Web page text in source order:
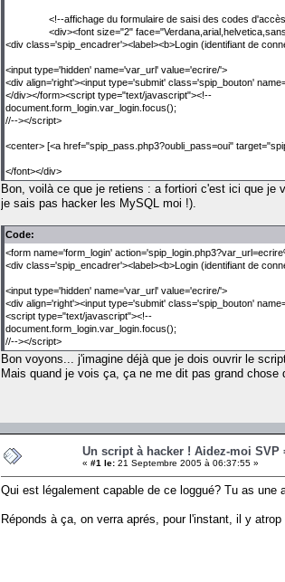
<!--affichage du formulaire de saisi des codes
<div><font size="2"
<div class='spip_encadrer'><label><b>Login (identifiant de
<input type='hidden' name='var_url' value='ecrire/'>
<div align='right'><input type='submit' class='spip_bouton'
</div></form><script type="text/javascript"><!--
document.form_login.var_login.focus();
//--></script>
<center> [<a href="spip_pass.php3?oubli_pass=oui"
</font></div>
Bon, voilà ce que je retiens : a fortiori c'est ici que je
je sais pas hacker les MySQL moi !).
Code:
<form name='form_login'
<div class='spip_encadrer'><label><b>Login (identifiant de
<input type='hidden' name='var_url' value='ecrire/'>
<div align='right'><input type='submit' class='spip_bouton'
<script type="text/javascript"><!--
document.form_login.var_login.focus();
//--></script>
Bon voyons... j'imagine déjà que je dois ouvrir le
Mais quand je vois ça, ça ne me dit pas grand
Un script à hacker ! Aidez-moi SVP
« #1 le: 21 Septembre 2005 à 06:37:55 »
Qui est légalement capable de ce loggué? Tu as
Réponds à ça, on verra aprés, pour l'instant, il y atrop